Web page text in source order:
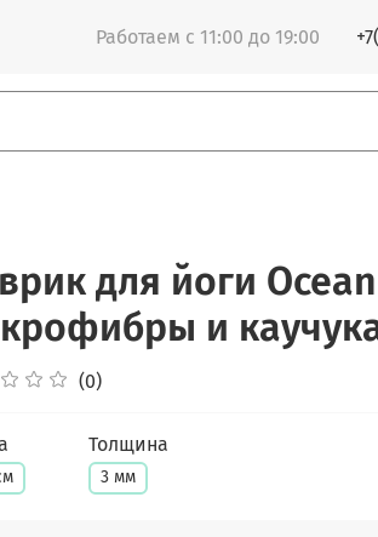
Работаем с 11:00 до 19:00
для йоги
и
(0)
Толщина
3 мм